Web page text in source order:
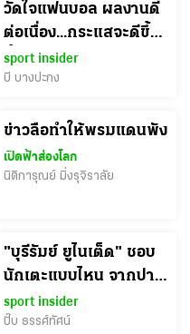
วัดใจแฟนบอล ผลงานดี
ต่อเนื่อง...กระแสจะดีขึ้น
มั้ย!?
sport insider
บี บางปะกง
ข่าวลือทำให้พรมแดนพัง
เปิดฟ้าส่องโลก
นิติการุณย์ มิ่งรุจิราลัย
"บุรีรัมย์ ยูไนเต็ด" ชอบ
นักเตะแบบไหน จากปาก
"กรกฎ วิริยอุดมศิริ"
อดีตแบ็กซ้าย "ปราสาท
sport insider
ปั๊บ ธรรศ์ทัศน์